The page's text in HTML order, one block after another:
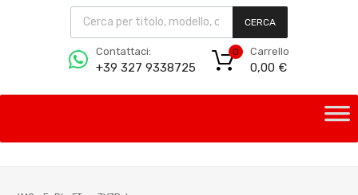
CERCA
Contattaci:
+39 327 9338725
Carrello
0,00 €
0